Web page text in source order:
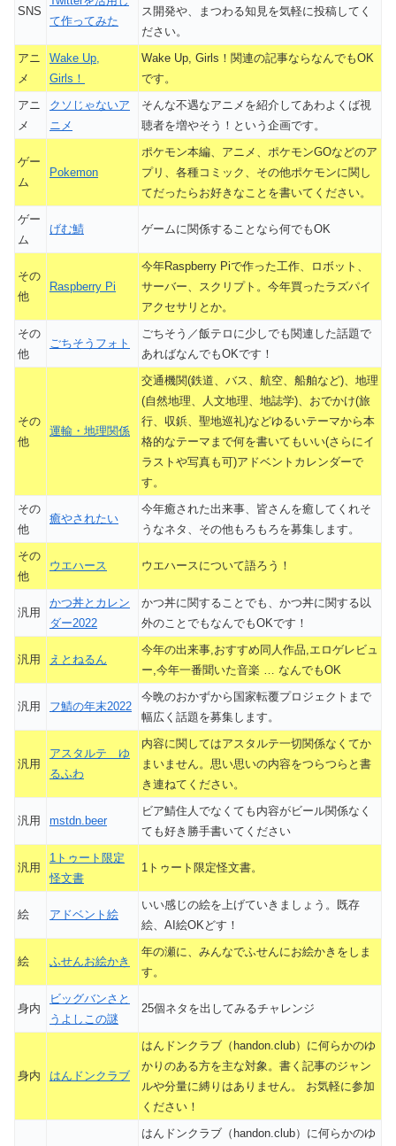
SNS
て作ってみた
ス開発や、まつわる知見を気軽に投稿してく
ださい。
アニ
メ
Wake Up,
Girls！
Wake Up, Girls！関連の記事ならなんでもOK
です。
アニ
メ
クソじゃないア
ニメ
そんな不遇なアニメを紹介してあわよくば視
聴者を増やそう！という企画です。
ゲー
ム
Pokemon
ポケモン本編、アニメ、ポケモンGOなどのア
プリ、各種コミック、その他ポケモンに関し
てだったらお好きなことを書いてください。
ゲー
ム
げむ鯖 ゲームに関係することなら何でもOK
その
他
Raspberry Pi
今年Raspberry Piで作った工作、ロボット、
サーバー、スクリプト。今年買ったラズパイ
アクセサリとか。
その
他
ごちそうフォト
ごちそう／飯テロに少しでも関連した話題で
あればなんでもOKです！
その
他
運輸・地理関係
交通機関(鉄道、バス、航空、船舶など)、地理
(自然地理、人文地理、地誌学)、おでかけ(旅
行、収鋲、聖地巡礼)などゆるいテーマから本
格的なテーマまで何を書いてもいい(さらにイ
ラストや写真も可)アドベントカレンダーで
す。
その
他
癒やされたい
今年癒された出来事、皆さんを癒してくれそ
うなネタ、その他もろもろを募集します。
その
他
ウエハース ウエハースについて語ろう！
汎用
かつ丼とカレン
ダー2022
かつ丼に関することでも、かつ丼に関する以
外のことでもなんでもOKです！
汎用 えとねるん
今年の出来事,おすすめ同人作品,エロゲレビュ
ー,今年一番聞いた音楽 … なんでもOK
汎用 フ鯖の年末2022
今晩のおかずから国家転覆プロジェクトまで
幅広く話題を募集します。
汎用
アスタルテ ゆ
るふわ
内容に関してはアスタルテ一切関係なくてか
まいません。思い思いの内容をつらつらと書
き連ねてください。
汎用 mstdn.beer
ビア鯖住人でなくても内容がビール関係なく
ても好き勝手書いてください
汎用
1トゥート限定
怪文書
1トゥート限定怪文書。
絵 アドベント絵
いい感じの絵を上げていきましょう。既存
絵、AI絵OKどす！
絵 ふせんお絵かき
年の瀬に、みんなでふせんにお絵かきをしま
す。
身内
ビッグバンさと
うよしこの謎
25個ネタを出してみるチャレンジ
身内 はんドンクラブ
はんドンクラブ（handon.club）に何らかのゆ
かりのある方を主な対象。書く記事のジャン
ルや分量に縛りはありません。 お気軽に参加
ください！
はんドンクラブ（handon.club）に何らかのゆ